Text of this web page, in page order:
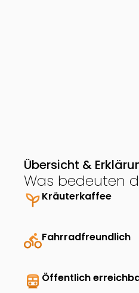
Übersicht &
Was bedeuten
psychiatryKräuterkaffee
directions_bikeFahrradfreundlich
directions_transit Öffentlich